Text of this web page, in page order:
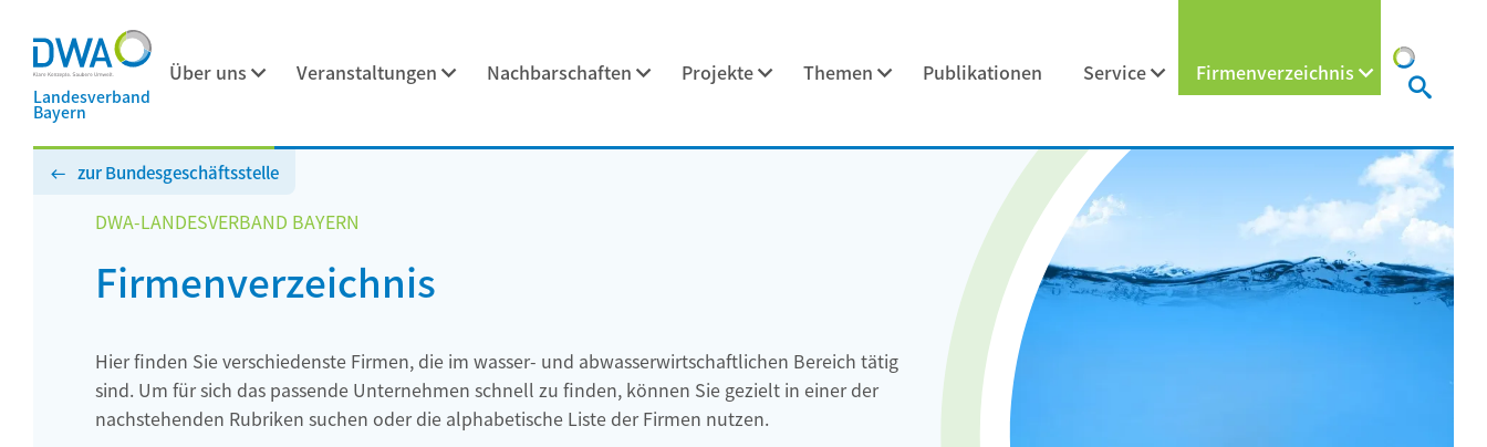
Landesverband
Bayern
Über uns Veranstaltungen Nachbarschaften Projekte Themen Publikationen Service Firmenverzeichnis
zur Bundesgeschäftsstelle
DWA-LANDESVERBAND BAYERN
Firmenverzeichnis
Hier finden Sie verschiedenste Firmen, die im wasser- und abwasserwirtschaftlichen Bereich tätig
sind. Um für sich das passende Unternehmen schnell zu finden, können Sie gezielt in einer der
nachstehenden Rubriken suchen oder die alphabetische Liste der Firmen nutzen.